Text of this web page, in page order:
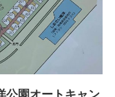
園オートキャン